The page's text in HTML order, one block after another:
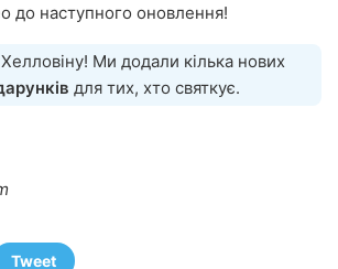
до наступного оновлення!
Ми додали кілька нових
для тих, хто святкує.
Tweet